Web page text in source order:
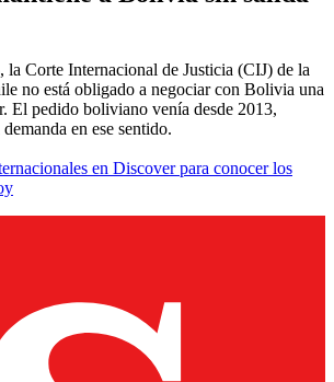
la Corte Internacional de Justicia (CIJ) de la
no está obligado a negociar con Bolivia una
El pedido boliviano venía desde 2013,
en ese sentido.
en Discover para conocer los